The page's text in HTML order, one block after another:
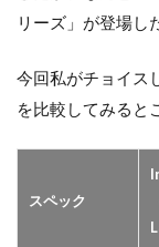
リーズ」が登場し
今回私がチョイス
を比較してみると
スペック